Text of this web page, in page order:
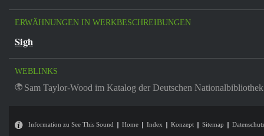
ERWÄHNUNGEN IN WERKBESCHREIBUNGEN
Sigh
WEBLINKS
Sam Taylor-Wood im Katalog der Deutschen Nationalbibliothek
Information zu See This Sound Home Index Konzept Sitemap